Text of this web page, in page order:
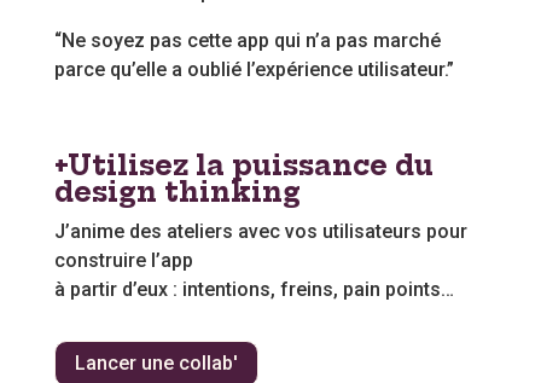
“Ne soyez pas cette app qui n’a pas marché
parce qu’elle a oublié l’expérience utilisateur.”
+Utilisez la puissance du
design thinking
J’anime des ateliers avec vos utilisateurs pour
construire l’app
à partir d’eux : intentions, freins, pain points…
Lancer une collab'